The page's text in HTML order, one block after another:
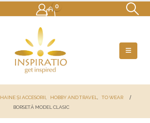
0
HAINE ȘI ACCESORII HOBBY AND TRAVEL
TO WEAR
BORSETĂ MODEL CLASIC